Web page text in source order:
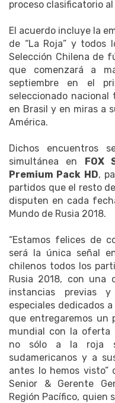
proceso clasificatorio
El acuerdo incluye la
de “La Roja” y todos
Selección Chilena de
que comenzará a
septiembre en el
seleccionado
en Brasil y en miras a
América.
Dichos encuentros
simultánea en FOX
Premium Pack HD,
partidos que el resto
disputen en cada
Mundo de Rusia 2018.
“Estamos felices de
será la única señal
chilenos todos los
Rusia 2018, con una
instancias previas
especiales dedicados
que entregaremos un
mundial con la oferta
no sólo a la roja
sudamericanos y a
antes lo hemos visto”
Senior & Gerente
Región Pacífico, quien